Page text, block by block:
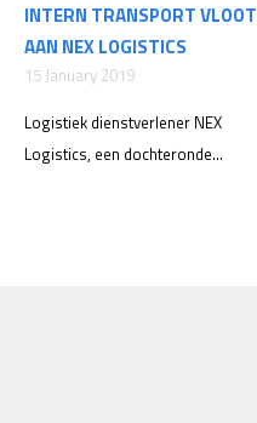
INTERN TRANSPORT VLOOT
AAN NEX LOGISTICS
15 January 2019
Logistiek dienstverlener NEX
Logistics, een dochteronde...